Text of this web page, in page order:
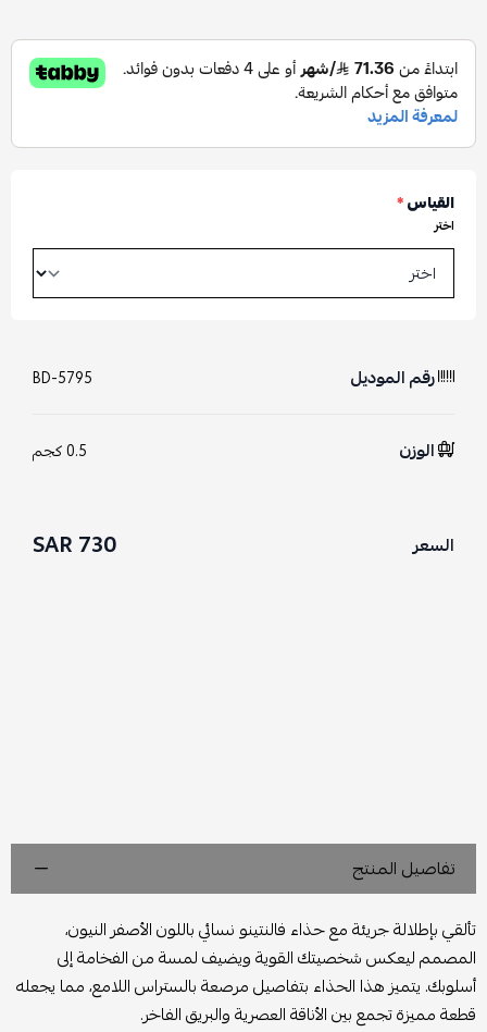
القياس*
اختر
رقم الموديل BD-5795
الوزن 0.5 كجم
السعر 730 SAR
تفاصيل المنتج
تألقي بإطلالة جريئة مع حذاء فالنتينو نسائي باللون الأصفر النيون،
المصمم ليعكس شخصيتك القوية ويضيف لمسة من الفخامة إلى
أسلوبك. يتميز هذا الحذاء بتفاصيل مرصعة بالستراس اللامع، مما يجعله
قطعة مميزة تجمع بين الأناقة العصرية والبريق الفاخر.